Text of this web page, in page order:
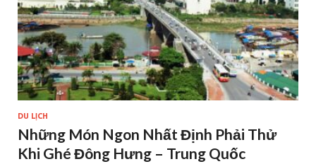
DU LỊCH
Những Món Ngon Nhất Định Phải Thử
Khi Ghé Đông Hưng – Trung Quốc